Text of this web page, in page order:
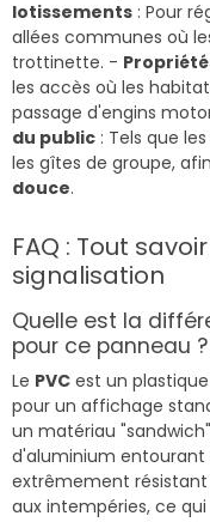
lotissements : Pour
allées communes où
trottinette. -
les accès où les
passage d'engins
du public : Tels que
les gîtes de groupe,
douce.
FAQ : Tout
signalisation
Quelle est la
pour ce panneau ?
Le PVC est un
pour un affichage
un matériau
d'aluminium entourant
extrêmement
aux intempéries, ce